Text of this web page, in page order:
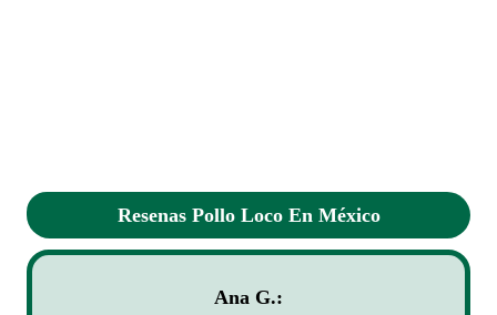
Resenas Pollo Loco En México
Ana G.: